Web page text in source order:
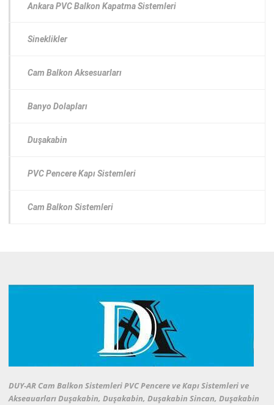
Ankara PVC Balkon Kapatma Sistemleri
Sineklikler
Cam Balkon Aksesuarları
Banyo Dolapları
Duşakabin
PVC Pencere Kapı Sistemleri
Cam Balkon Sistemleri
DUY-AR Cam Balkon Sistemleri PVC Pencere ve Kapı Sistemleri ve
Akseauarları Duşakabin, Duşakabin, Duşakabin Sincan, Duşakabin